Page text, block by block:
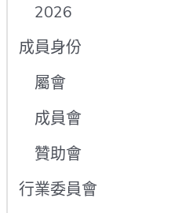
2026
成員身份
屬會
成員會
贊助會
行業委員會